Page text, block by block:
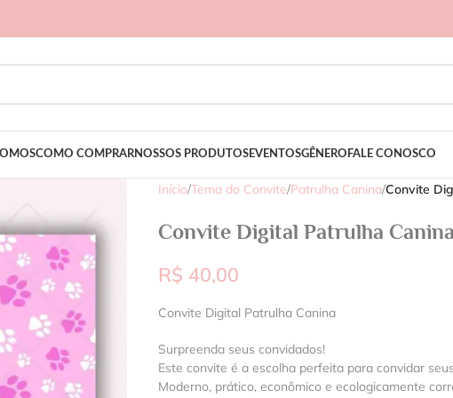
COMO COMPRARNOSSOS PRODUTOSEVENTOSGÊNERO FALE CONOSCO
Início/Tema do Convite/Patrulha Canina/Convite
Convite Digital Patrulha Canina
R$ 40,00
Convite Digital Patrulha Canina
Surpreenda seus convidados!
Este convite é a escolha perfeita para convidar
Moderno, prático, econômico e ecologicamente